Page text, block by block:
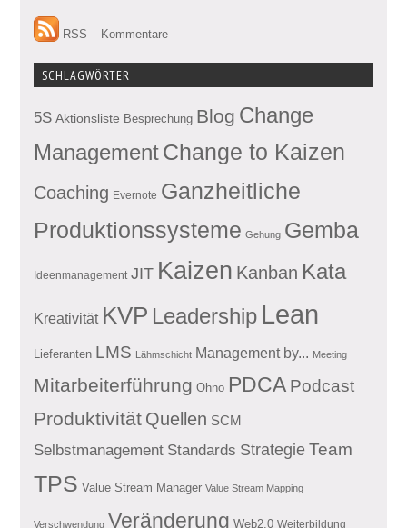
RSS – Kommentare
SCHLAGWÖRTER
5S Aktionsliste Besprechung Blog Change
ManagementChange to Kaizen
Coaching Evernote Ganzheitliche
Produktionssysteme Gehung Gemba
Ideenmanagement JIT Kaizen Kanban Kata
Kreativität KVP Leadership Lean
Lieferanten LMS Lähmschicht Management by... Meeting
Mitarbeiterführung Ohno PDCA Podcast
Produktivität Quellen SCM
Selbstmanagement Standards Strategie Team
TPS Value Stream Manager Value Stream Mapping
Verschwendung Veränderung Web2.0 Weiterbildung